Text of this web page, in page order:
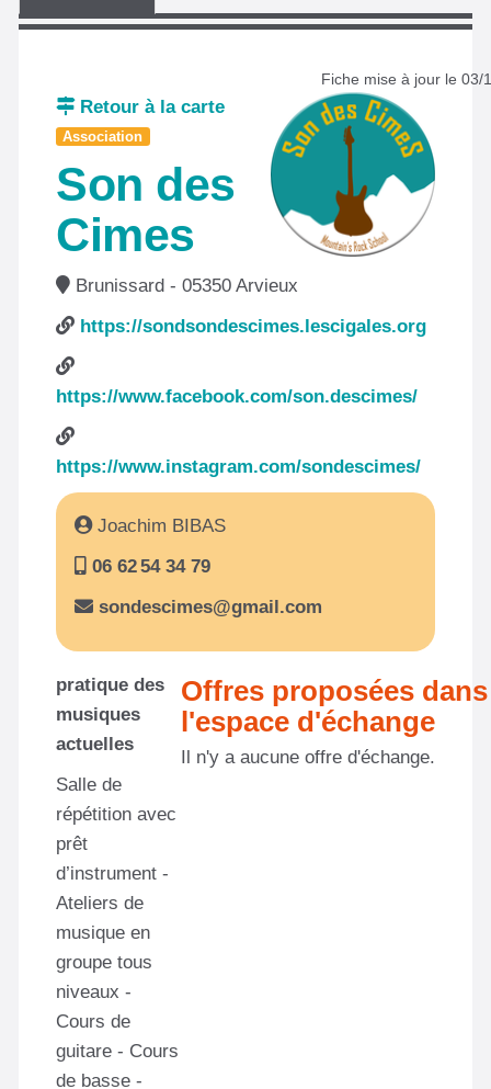
Fiche mise à jour le 03/
Retour à la carte
Association
Son des
Cimes
Brunissard - 05350 Arvieux
https://sondsondescimes.lescigales.org
https://www.facebook.com/son.descimes/
https://www.instagram.com/sondescimes/
Joachim BIBAS
06 62 54 34 79
sondescimes@gmail.com
pratique des
musiques
actuelles
Salle de
répétition avec
prêt
d’instrument -
Ateliers de
musique en
groupe tous
niveaux -
Cours de
guitare - Cours
de basse -
Offres proposées dans
l'espace d'échange
Il n'y a aucune offre d'échange.